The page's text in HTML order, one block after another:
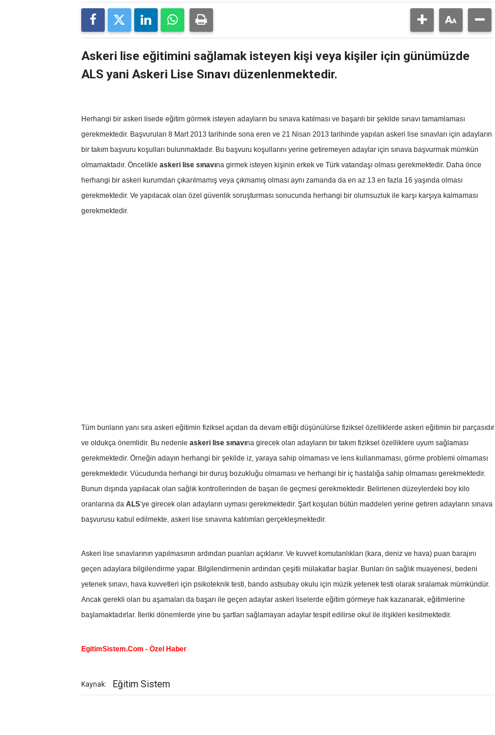
Askeri lise eğitimini sağlamak isteyen kişi veya kişiler için günümüzde
ALS yani Askeri Lise Sınavı düzenlenmektedir.
Herhangi bir askeri lisede eğitim görmek isteyen adayların bu sınava katılması ve başarılı bir şekilde sınavı tamamlaması
gerekmektedir. Başvuruları 8 Mart 2013 tarihinde sona eren ve 21 Nisan 2013 tarihinde yapılan askeri lise sınavları için adayların
bir takım başvuru koşulları bulunmaktadır. Bu başvuru koşullarını yerine getiremeyen adaylar için sınava başvurmak mümkün
olmamaktadır. Öncelikle askeri lise sınavına girmek isteyen kişinin erkek ve Türk vatandaşı olması gerekmektedir. Daha önce
herhangi bir askeri kurumdan çıkarılmamış veya çıkmamış olması aynı zamanda da en az 13 en fazla 16 yaşında olması
gerekmektedir. Ve yapılacak olan özel güvenlik soruşturması sonucunda herhangi bir olumsuzluk ile karşı karşıya kalmaması
gerekmektedir.
Tüm bunların yanı sıra askeri eğitimin fiziksel açıdan da devam ettiği düşünülürse fiziksel özelliklerde askeri eğitimin bir parçasıdır
ve oldukça önemlidir. Bu nedenle askeri lise sınavına girecek olan adayların bir takım fiziksel özelliklere uyum sağlaması
gerekmektedir. Örneğin adayın herhangi bir şekilde iz, yaraya sahip olmaması ve lens kullanmaması, görme problemi olmaması
gerekmektedir. Vücudunda herhangi bir duruş bozukluğu olmaması ve herhangi bir iç hastalığa sahip olmaması gerekmektedir.
Bunun dışında yapılacak olan sağlık kontrollerinden de başarı ile geçmesi gerekmektedir. Belirlenen düzeylerdeki boy kilo
oranlarına da ALS’ye girecek olan adayların uyması gerekmektedir. Şart koşulan bütün maddeleri yerine getiren adayların sınava
başvurusu kabul edilmekte, askeri lise sınavına katılımları gerçekleşmektedir.
Askeri lise sınavlarının yapılmasının ardından puanları açıklanır. Ve kuvvet komutanlıkları (kara, deniz ve hava) puan barajını
geçen adaylara bilgilendirme yapar. Bilgilendirmenin ardından çeşitli mülakatlar başlar. Bunları ön sağlık muayenesi, bedeni
yetenek sınavı, hava kuvvetleri için psikoteknik testi, bando astsubay okulu için müzik yetenek testi olarak sıralamak mümkündür.
Ancak gerekli olan bu aşamaları da başarı ile geçen adaylar askeri liselerde eğitim görmeye hak kazanarak, eğitimlerine
başlamaktadırlar. İleriki dönemlerde yine bu şartları sağlamayan adaylar tespit edilirse okul ile ilişikleri kesilmektedir.
EgitimSistem.Com - Özel Haber
Kaynak: Eğitim Sistem